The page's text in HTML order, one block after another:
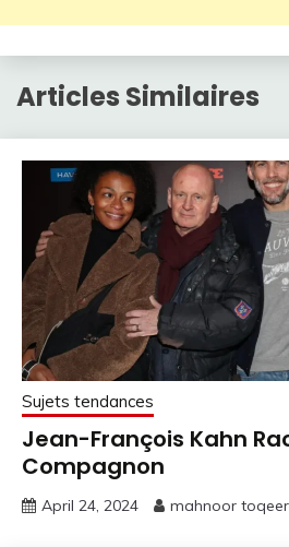
Articles Similaires
Sujets tendances
Jean-François Kahn
Compagnon
April 24, 2024 mahnoor toqeer